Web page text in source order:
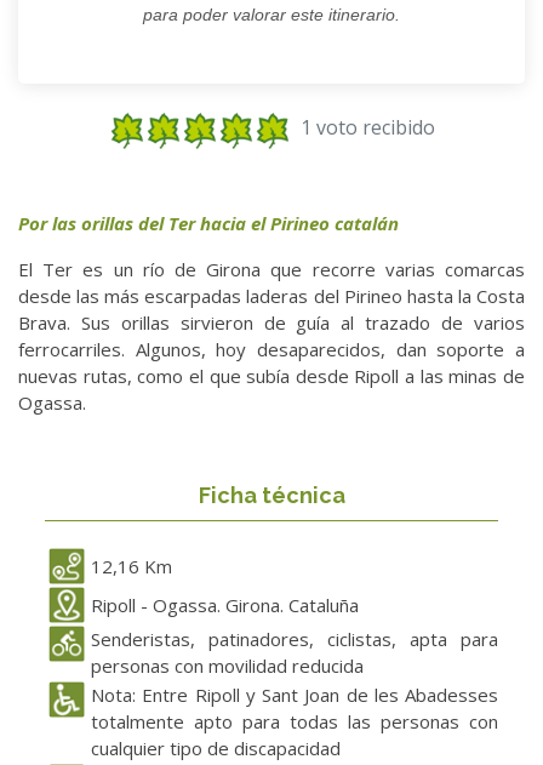
para poder valorar este itinerario.
1 voto recibido
Por las orillas del Ter hacia el Pirineo catalán
El Ter es un río de Girona que recorre varias comarcas
desde las más escarpadas laderas del Pirineo hasta la Costa
Brava. Sus orillas sirvieron de guía al trazado de varios
ferrocarriles. Algunos, hoy desaparecidos, dan soporte a
nuevas rutas, como el que subía desde Ripoll a las minas de
Ogassa.
Ficha técnica
12,16 Km
Ripoll - Ogassa. Girona. Cataluña
Senderistas, patinadores, ciclistas, apta para
personas con movilidad reducida
Nota: Entre Ripoll y Sant Joan de les Abadesses
totalmente apto para todas las personas con
cualquier tipo de discapacidad